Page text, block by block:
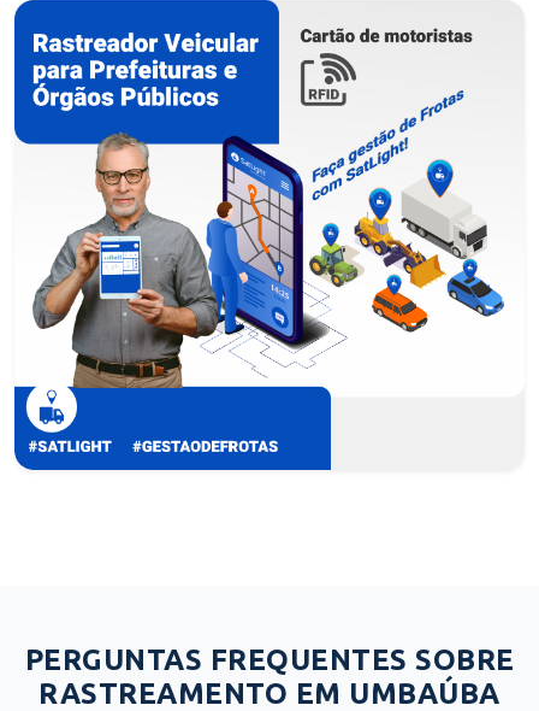
PERGUNTAS FREQUENTES SOBRE
RASTREAMENTO EM UMBAÚBA